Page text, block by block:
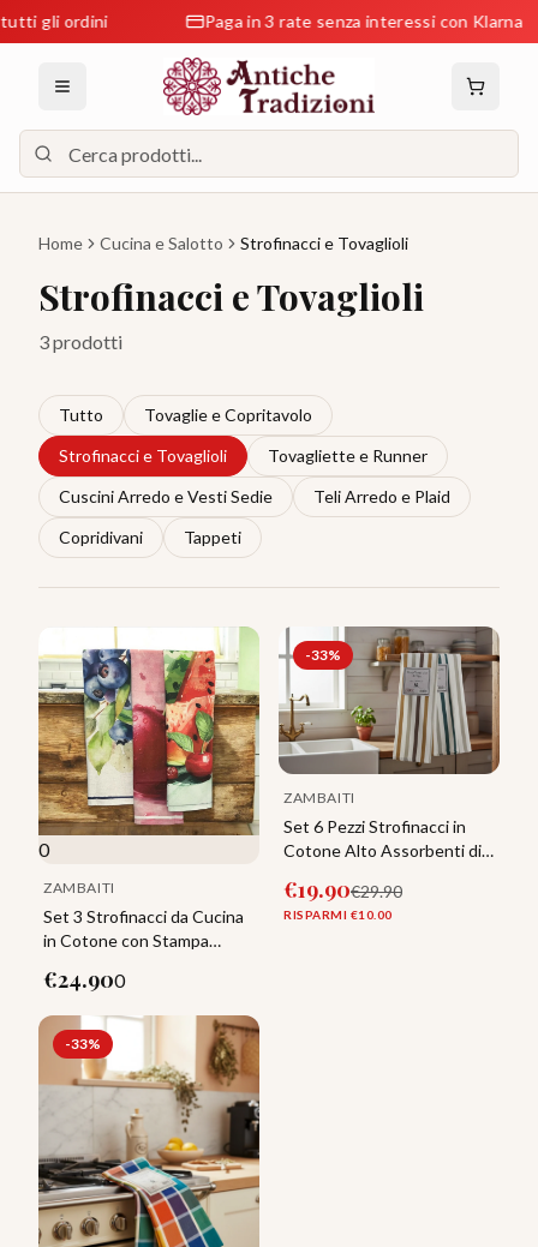
gli ordini Paga in 3 rate senza interessi con Klarna
Home Cucina e Salotto Strofinacci e Tovaglioli
Strofinacci e Tovaglioli
3 prodotti
Tutto
Tovaglie e Copritavolo
Strofinacci e Tovaglioli
Tovagliette e Runner
Cuscini Arredo e Vesti Sedie
Teli Arredo e Plaid
Copridivani
Tappeti
0
ZAMBAITI
Set 3 Strofinacci da Cucina
in Cotone con Stampa
Decorativi
€24.900
-33%
ZAMBAITI
Set 6 Pezzi Strofinacci in
Cotone Alto Assorbenti di
€19.90€29.90
RISPARMI €10.00
-33%